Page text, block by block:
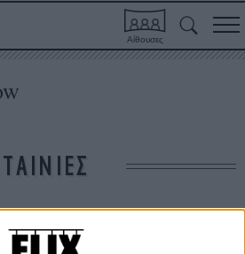
Αίθουσες
ΤΑΙΝΙΕΣ
ταινιών.